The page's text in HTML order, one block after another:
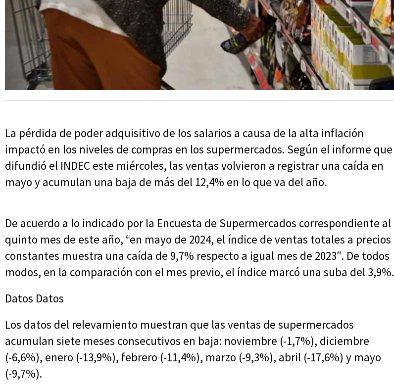
La pérdida de poder adquisitivo de los salarios a causa de la alta inflación
impactó en los niveles de compras en los supermercados. Según el informe que
difundió el INDEC este miércoles, las ventas volvieron a registrar una caída en
mayo y acumulan una baja de más del 12,4% en lo que va del año.
De acuerdo a lo indicado por la Encuesta de Supermercados correspondiente al
quinto mes de este año, “en mayo de 2024, el índice de ventas totales a precios
constantes muestra una caída de 9,7% respecto a igual mes de 2023″. De todos
modos, en la comparación con el mes previo, el índice marcó una suba del 3,9%.
Datos Datos
Los datos del relevamiento muestran que las ventas de supermercados
acumulan siete meses consecutivos en baja: noviembre (-1,7%), diciembre
(-6,6%), enero (-13,9%), febrero (-11,4%), marzo (-9,3%), abril (-17,6%) y mayo
(-9,7%).